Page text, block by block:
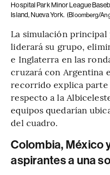
Hospital Park Minor League
Island, Nueva York. (Bloomberg/
La simulación
liderará su grupo,
e Inglaterra en las
cruzará con Argentina
recorrido explica parte
respecto a la
equipos quedarían
del cuadro.
Colombia, México
aspirantes a una